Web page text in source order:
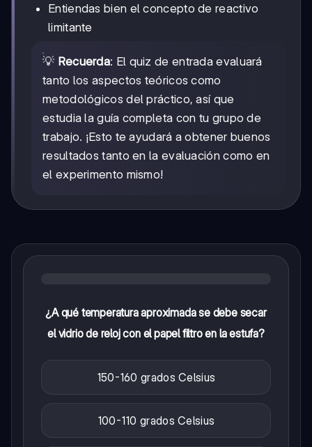
Entiendas bien el concepto de reactivo
limitante
💡 Recuerda: El quiz de entrada evaluará
tanto los aspectos teóricos como
metodológicos del práctico, así que
estudia la guía completa con tu grupo de
trabajo. ¡Esto te ayudará a obtener buenos
resultados tanto en la evaluación como en
el experimento mismo!
¿A qué temperatura aproximada se debe secar
el vidrio de reloj con el papel filtro en la estufa?
150-160 grados Celsius
100-110 grados Celsius